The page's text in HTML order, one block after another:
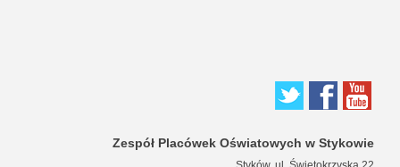
Zespół Placówek Oświatowych w Stykowie